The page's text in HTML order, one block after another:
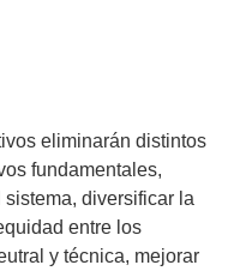
eliminarán distintos
fundamentales,
diversificar la
entre los
y técnica, mejorar